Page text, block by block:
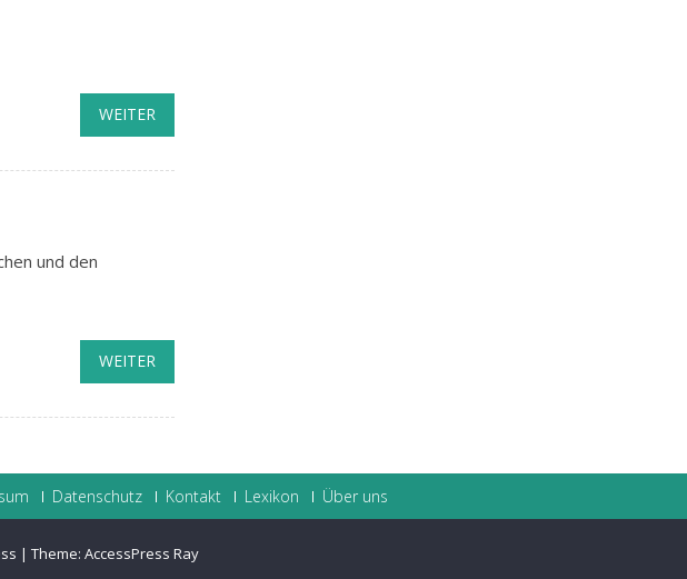
WEITER
und den
WEITER
Datenschutz Kontakt Lexikon Über uns
| Theme: AccessPress Ray